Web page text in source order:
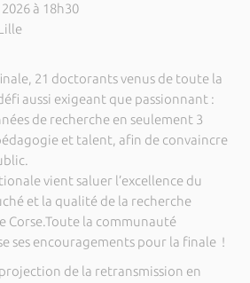
à 18h30
21 doctorants venus de toute la
aussi exigeant que passionnant :
de recherche en seulement 3
et talent, afin de convaincre
vient saluer l’excellence du
et la qualité de la recherche
Corse.Toute la communauté
ses encouragements pour la finale !
de la retransmission en